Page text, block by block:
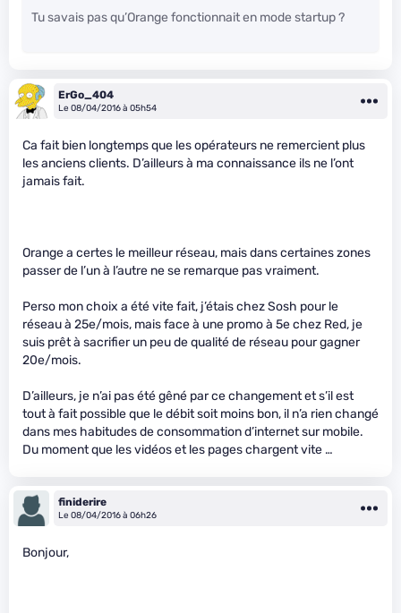
Tu savais pas qu’Orange fonctionnait en mode startup ?
ErGo_404
Le 08/04/2016 à 05h54
Ca fait bien longtemps que les opérateurs ne remercient plus
les anciens clients. D’ailleurs à ma connaissance ils ne l’ont
jamais fait.
Orange a certes le meilleur réseau, mais dans certaines zones
passer de l’un à l’autre ne se remarque pas vraiment.
Perso mon choix a été vite fait, j’étais chez Sosh pour le
réseau à 25e/mois, mais face à une promo à 5e chez Red, je
suis prêt à sacrifier un peu de qualité de réseau pour gagner
20e/mois.
D’ailleurs, je n’ai pas été gêné par ce changement et s’il est
tout à fait possible que le débit soit moins bon, il n’a rien changé
dans mes habitudes de consommation d’internet sur mobile.
Du moment que les vidéos et les pages chargent vite …
finiderire
Le 08/04/2016 à 06h26
Bonjour,